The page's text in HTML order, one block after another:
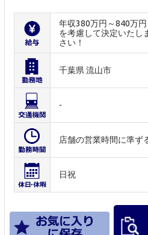
年収380万円～840万
を考慮して決定いたし
さい！
千葉県 流山市
-
店舗の営業時間に準ず
日祝